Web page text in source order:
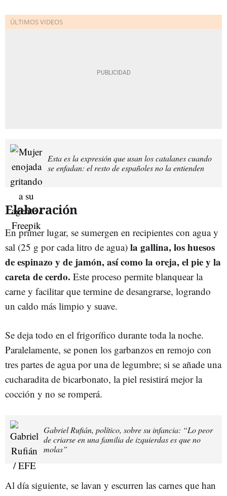
Esta es la expresión que usan los catalanes cuando
se enfadan: el resto de españoles no la entienden
Elaboración
En primer lugar, se sumergen en recipientes con agua y
sal (25 g por cada litro de agua) la gallina, los huesos
de espinazo y de jamón, así como la oreja, el pie y la
careta de cerdo. Este proceso permite blanquear la
carne y facilitar que termine de desangrarse, logrando
un caldo más limpio y suave.
Se deja todo en el frigorífico durante toda la noche.
Paralelamente, se ponen los garbanzos en remojo con
tres partes de agua por una de legumbre; si se añade una
cucharadita de bicarbonato, la piel resistirá mejor la
cocción y no se romperá.
Gabriel Rufián, político, sobre su infancia: “Lo peor
de criarse en una familia de izquierdas es que no
molas”
Al día siguiente, se lavan y escurren las carnes que han